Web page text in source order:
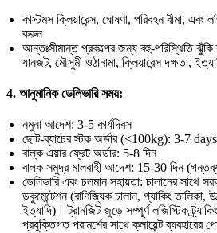
কাস্টমস ক্লিয়ারেন্স, ঘোষণা, পরিবহন বীমা, এবং
করুন
আন্তঃসীমান্ত প্রকল্পের জন্য বহু-পরিস্থিতি ঝুঁকি
যানজট, মৌসুমী ওঠানামা, ক্লিয়ারেন্স দক্ষতা,
4. আনুমানিক ডেলিভারি সময়:
নমুনা আদেশ: 3-5 কার্যদিবস
ছোট-ব্যাচের স্টক অর্ডার (<100kg): 3-7 days
বাল্ক এয়ার ফ্রেট অর্ডার: 5-8 দিন
বাল্ক সমুদ্র মালবাহী আদেশ: 15-30 দিন
ডেলিভারি এবং চলমান সহায়তা: চালানের সাথে
ডকুমেন্টেশন (বাণিজ্যিক চালান, প্যাকিং
ইত্যাদি)। ট্রানজিট জুড়ে সম্পূর্ণ লজিস্টিক
প্রযুক্তিগত পরামর্শের সাথে ক্লায়েন্ট ব্যবহারের